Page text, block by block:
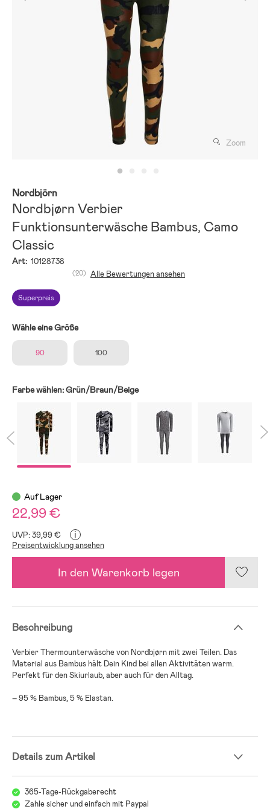
Zoom
Nordbjörn
Nordbjørn Verbier
Funktionsunterwäsche Bambus, Camo
Classic
Art: 10128738
Superpreis
(20) Alle Bewertungen ansehen
Wähle eine Größe
90 100
Farbe wählen:Grün/Braun/Beige
Auf Lager
22,99 €
UVP: 39,99 € i
Preisentwicklung ansehen
In den Warenkorb legen
Beschreibung
Verbier Thermounterwäsche von Nordbjørn mit zwei Teilen. Das
Material aus Bambus hält Dein Kind bei allen Aktivitäten warm.
Perfekt für den Skiurlaub, aber auch für den Alltag.
– 95 % Bambus, 5 % Elastan.
Details zum Artikel
365-Tage-Rückgaberecht
Zahle sicher und einfach mit Paypal